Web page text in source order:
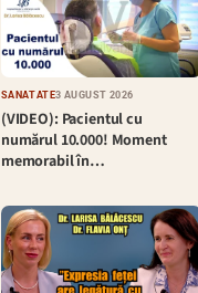
SĂNĂTATE3 AUGUST 2026
(VIDEO): Pacientul cu
numărul 10.000! Moment
memorabil în…